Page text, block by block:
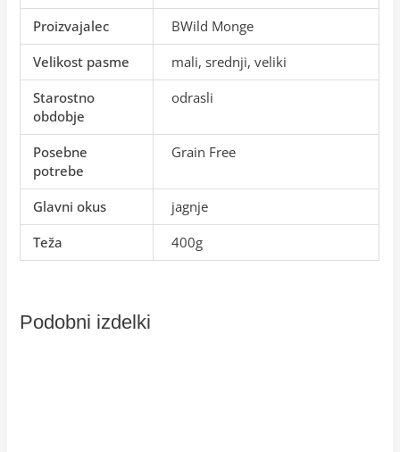
Proizvajalec
BWild Monge
Velikost pasme
mali, srednji, veliki
Starostno
obdobje
odrasli
Posebne
potrebe
Grain Free
Glavni okus
jagnje
Teža
400g
Podobni izdelki